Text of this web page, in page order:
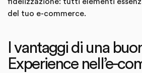
fidelizzazione: tutti elementi
del tuo e-commerce.
I vantaggi di una
Experience nell’e-